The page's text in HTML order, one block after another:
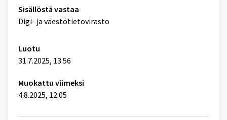
Tekniset
lisätiedot
Sisällöstä vastaa
Digi- ja väestötietovirasto
Luotu
31.7.2025, 13.56
Muokattu viimeksi
4.8.2025, 12.05